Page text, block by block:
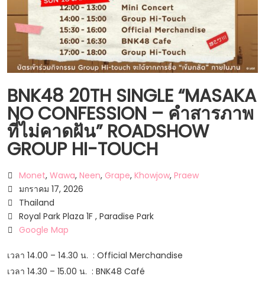
BNK48 20TH SINGLE “MASAKA
NO CONFESSION – คำสารภาพ
ที่ไม่คาดฝัน” ROADSHOW
GROUP HI-TOUCH
Monet, Wawa, Neen, Grape, Khowjow, Praew
มกราคม 17, 2026
Thailand
Royal Park Plaza 1F , Paradise Park
Google Map
เวลา 14.00 – 14.30 น. : Official Merchandise
เวลา 14.30 – 15.00 น. : BNK48 Café